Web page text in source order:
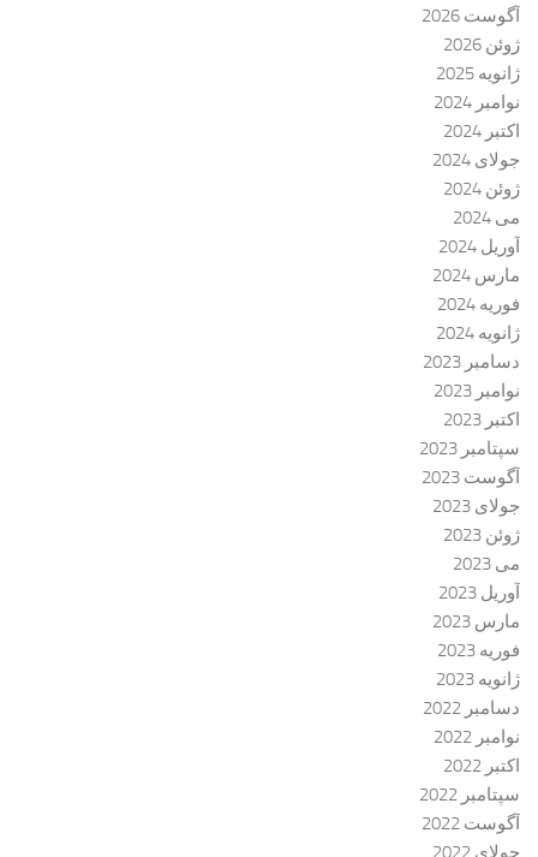
آگوست 2026
ژوئن 2026
ژانویه 2025
نوامبر 2024
اکتبر 2024
جولای 2024
ژوئن 2024
می 2024
آوریل 2024
مارس 2024
فوریه 2024
ژانویه 2024
دسامبر 2023
نوامبر 2023
اکتبر 2023
سپتامبر 2023
آگوست 2023
جولای 2023
ژوئن 2023
می 2023
آوریل 2023
مارس 2023
فوریه 2023
ژانویه 2023
دسامبر 2022
نوامبر 2022
اکتبر 2022
سپتامبر 2022
آگوست 2022
جولای 2022